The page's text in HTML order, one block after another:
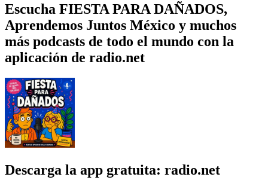
Escucha FIESTA PARA DAÑADOS,
Aprendemos Juntos México y muchos
más podcasts de todo el mundo con la
aplicación de radio.net
Descarga la app gratuita: radio.net